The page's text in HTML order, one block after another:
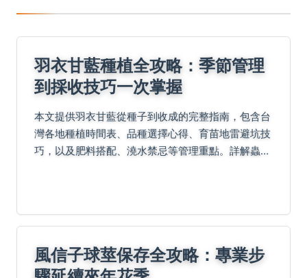
羽衣甘藍種植全攻略：季節管理
到採收技巧一次掌握
本文提供羽衣甘藍從種子到收成的完整指南，包含台
灣各地種植時間表、品種選擇心得、育苗地雷避坑技
巧，以及肥料搭配、澆水禁忌等管理重點。詳解蟲害
風信子球莖保存全攻略：專業步